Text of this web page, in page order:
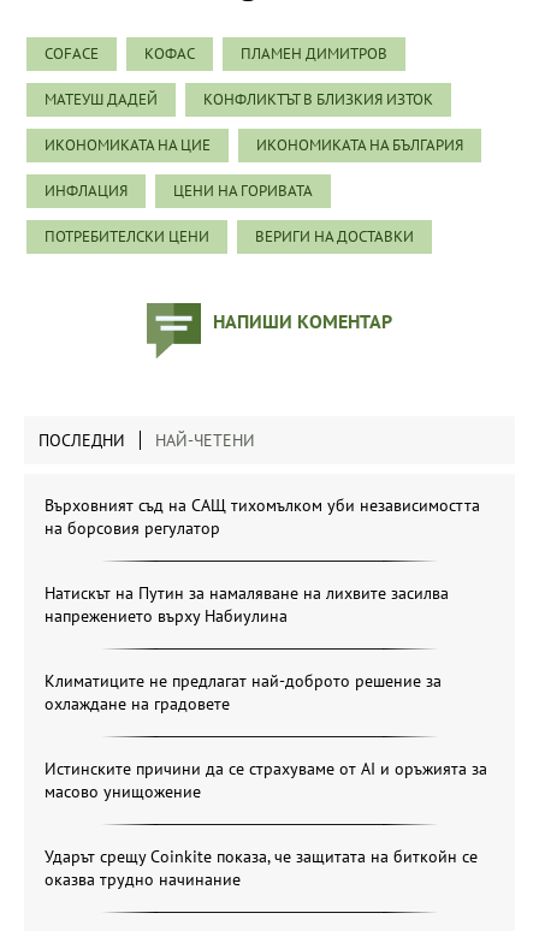
COFACE КОФАС ПЛАМЕН ДИМИТРОВ
МАТЕУШ ДАДЕЙ КОНФЛИКТЪТ В БЛИЗКИЯ ИЗТОК
ИКОНОМИКАТА НА ЦИЕ ИКОНОМИКАТА НА БЪЛГАРИЯ
ИНФЛАЦИЯ ЦЕНИ НА ГОРИВАТА
ПОТРЕБИТЕЛСКИ ЦЕНИ ВЕРИГИ НА ДОСТАВКИ
НАПИШИ КОМЕНТАР
ПОСЛЕДНИ НАЙ-ЧЕТЕНИ
Върховният съд на САЩ тихомълком уби независимостта
на борсовия регулатор
Натискът на Путин за намаляване на лихвите засилва
напрежението върху Набиулина
Климатиците не предлагат най-доброто решение за
охлаждане на градовете
Истинските причини да се страхуваме от AI и оръжията за
масово унищожение
Ударът срещу Coinkite показа, че защитата на биткойн се
оказва трудно начинание